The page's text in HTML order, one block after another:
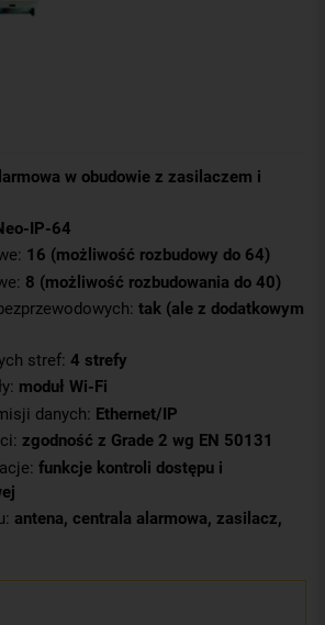
w obudowie z zasilaczem i
IP-64
16 (możliwość rozbudowy do 64)
8 (możliwość rozbudowania do 40)
tak (ale z dodatkowym
stref: 4 strefy
moduł Wi-Fi
danych: Ethernet/IP
zgodność z Grade 2 wg EN 50131
funkcje kontroli dostępu i
antena, centrala alarmowa, zasilacz,